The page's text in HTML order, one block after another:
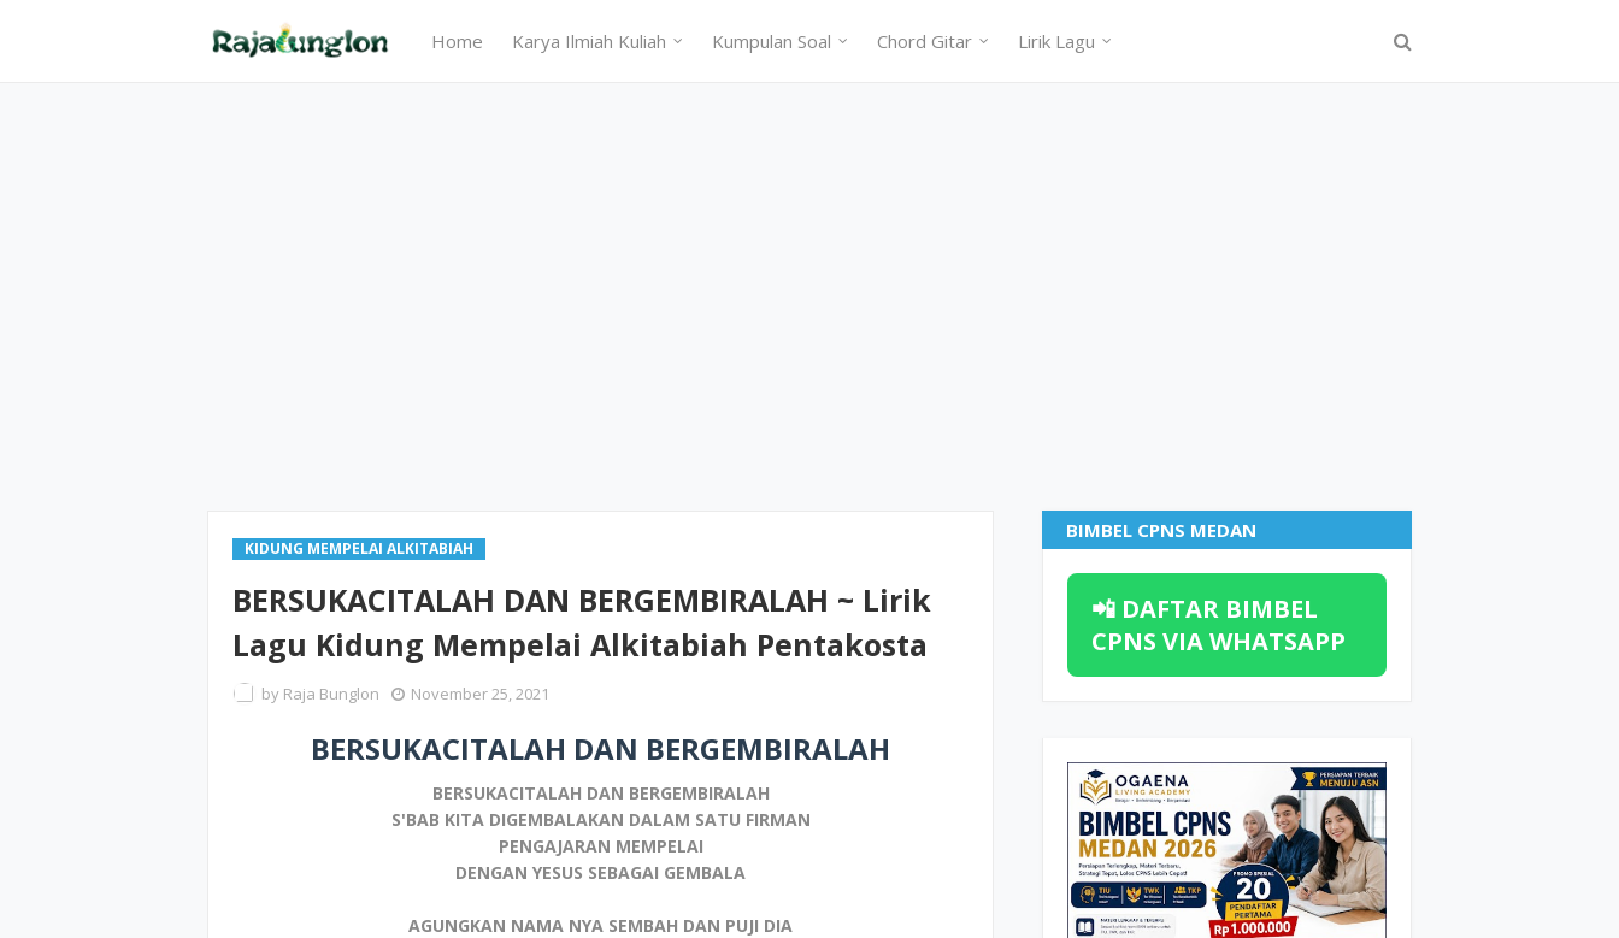
Home Karya Ilmiah Kuliah Kumpulan Soal Chord Gitar Lirik Lagu
KIDUNG MEMPELAI ALKITABIAH
BERSUKACITALAH DAN BERGEMBIRALAH ~ Lirik
Lagu Kidung Mempelai Alkitabiah Pentakosta
by Raja Bunglon November 25, 2021
BERSUKACITALAH DAN BERGEMBIRALAH
BERSUKACITALAH DAN BERGEMBIRALAH
S'BAB KITA DIGEMBALAKAN DALAM SATU FIRMAN
PENGAJARAN MEMPELAI
DENGAN YESUS SEBAGAI GEMBALA
AGUNGKAN NAMA NYA SEMBAH DAN PUJI DIA
BIMBEL CPNS MEDAN
📲 DAFTAR BIMBEL
CPNS VIA WHATSAPP